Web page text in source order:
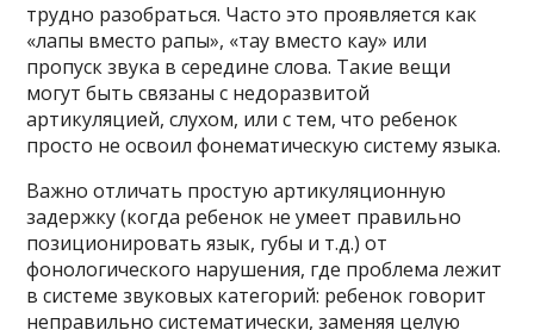
трудно разобраться. Часто это проявляется как
«лапы вместо рапы», «тау вместо кау» или
пропуск звука в середине слова. Такие вещи
могут быть связаны с недоразвитой
артикуляцией, слухом, или с тем, что ребенок
просто не освоил фонематическую систему языка.
Важно отличать простую артикуляционную
задержку (когда ребенок не умеет правильно
позиционировать язык, губы и т.д.) от
фонологического нарушения, где проблема лежит
в системе звуковых категорий: ребенок говорит
неправильно систематически, заменяя целую